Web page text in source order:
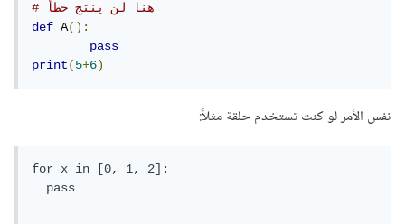
# هنا لن ينتج خطأ
def A():
pass
print(5+6)
نفس الأمر لو كنت تستخدم حلقة مثلاً:
for x in [0, 1, 2]:
pass